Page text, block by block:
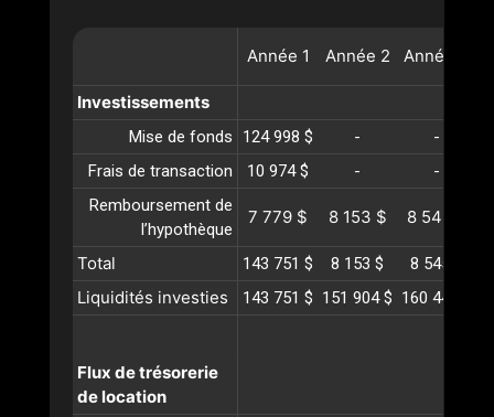
Année 1 Année 2 Année
Investissements
Mise de fonds 124 998 $ -
-
Frais de transaction
10 974 $ -
-
Remboursement de
l’hypothèque
7 779 $ 8 153 $ 8 545 $
Total 143 751 $ 8 153 $ 8 545 $
Liquidités investies 143 751 $ 151 904 $ 160 449 $
Flux de trésorerie
de location